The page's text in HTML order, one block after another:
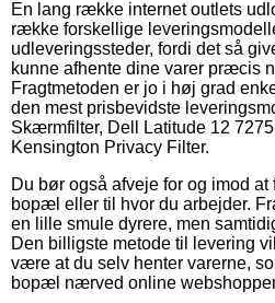
En lang række internet outlets
række forskellige
udleveringssteder, fordi det så
kunne afhente dine varer præcis
Fragtmetoden er jo i høj grad
den mest prisbevidste
Skærmfilter, Dell Latitude 12
Kensington Privacy Filter.
Du bør også afveje for og imod
bopæl eller til hvor du arbejder.
en lille smule dyrere, men
Den billigste metode til levering
være at du selv henter varerne,
bopæl nærved online